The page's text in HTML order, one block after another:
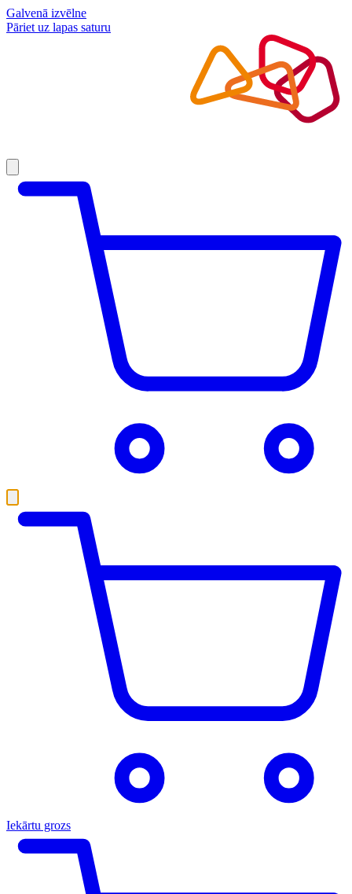
Galvenā izvēlne
Pāriet uz lapas saturu
Iekārtu grozs